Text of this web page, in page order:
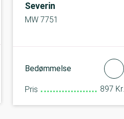
Severin
MW 7751
Bedømmelse
Pris 897 Kr.